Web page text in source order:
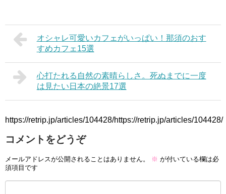
オシャレ可愛いカフェがいっぱい！那須のおす
すめカフェ15選
心打たれる自然の素晴らしさ。死ぬまでに一度
は見たい日本の絶景17選
https://retrip.jp/articles/104428/https://retrip.jp/articles/104428/
コメントをどうぞ
メールアドレスが公開されることはありません。 ※ が付いている欄は必
須項目です